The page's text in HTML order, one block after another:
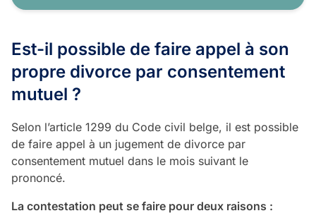
Est-il possible de faire appel à son
propre divorce par consentement
mutuel ?
Selon l’article 1299 du Code civil belge, il est possible
de faire appel à un jugement de divorce par
consentement mutuel dans le mois suivant le
prononcé.
La contestation peut se faire pour deux raisons :